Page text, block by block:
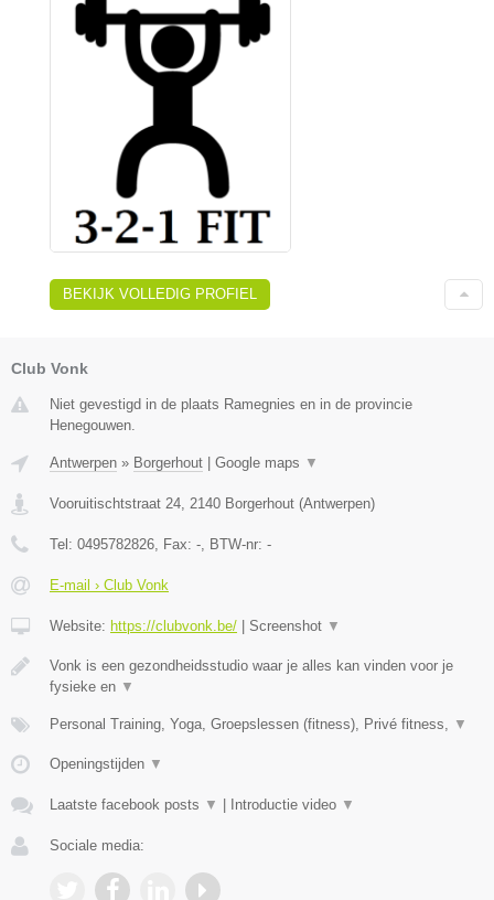
BEKIJK VOLLEDIG PROFIEL
Club Vonk
Niet gevestigd in de plaats Ramegnies en in de provincie
Henegouwen.
Antwerpen » Borgerhout | Google maps ▼
Vooruitischtstraat 24 2140 Borgerhout (Antwerpen)
Tel: 0495782826 , Fax: - , BTW-nr: -
E-mail › Club Vonk
Website: https://clubvonk.be/ | Screenshot ▼
Vonk is een gezondheidsstudio waar je alles kan vinden voor je
fysieke en ▼
Personal Training, Yoga, Groepslessen (fitness), Privé fitness, ▼
Openingstijden ▼
Laatste facebook posts ▼ | Introductie video ▼
Sociale media: